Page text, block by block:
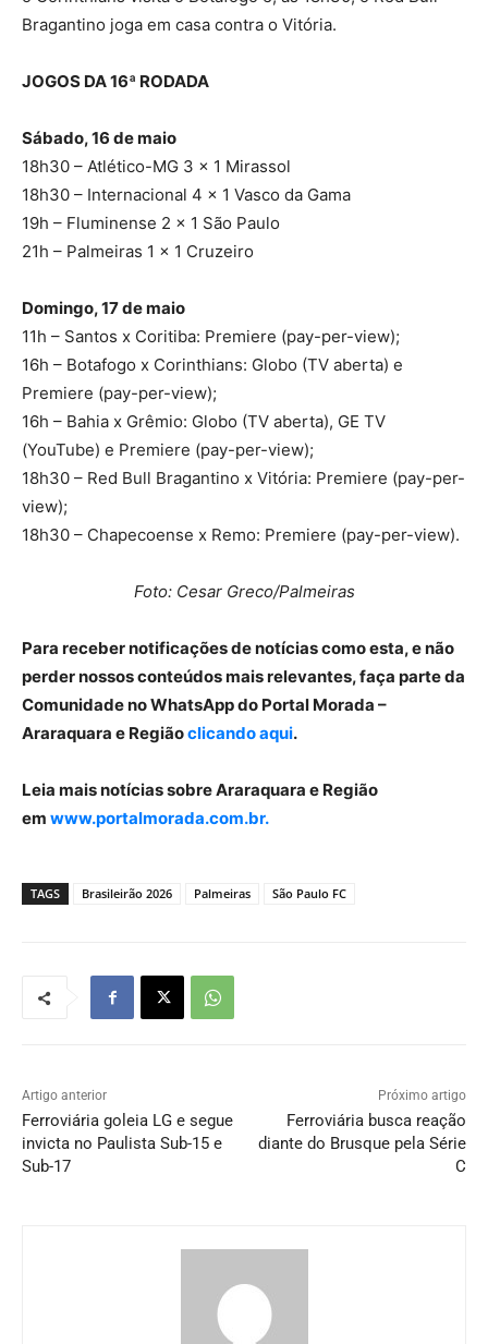
Bragantino joga em casa contra o Vitória.
JOGOS DA 16ª RODADA
Sábado, 16 de maio
18h30 – Atlético-MG 3 x 1 Mirassol
18h30 – Internacional 4 x 1 Vasco da Gama
19h – Fluminense 2 x 1 São Paulo
21h – Palmeiras 1 x 1 Cruzeiro
Domingo, 17 de maio
11h – Santos x Coritiba: Premiere (pay-per-view);
16h – Botafogo x Corinthians: Globo (TV aberta) e
Premiere (pay-per-view);
16h – Bahia x Grêmio: Globo (TV aberta), GE TV
(YouTube) e Premiere (pay-per-view);
18h30 – Red Bull Bragantino x Vitória: Premiere (pay-per-
view);
18h30 – Chapecoense x Remo: Premiere (pay-per-view).
Foto: Cesar Greco/Palmeiras
Para receber notificações de notícias como esta, e não
perder nossos conteúdos mais relevantes, faça parte da
Comunidade no WhatsApp do Portal Morada –
Araraquara e Regiãoclicando aqui.
Leia mais notícias sobre Araraquara e Região
em www.portalmorada.com.br.
TAGS Brasileirão 2026 Palmeiras São Paulo FC
Artigo anterior
Ferroviária goleia LG e segue
invicta no Paulista Sub-15 e
Sub-17
Próximo artigo
Ferroviária busca reação
diante do Brusque pela Série
C